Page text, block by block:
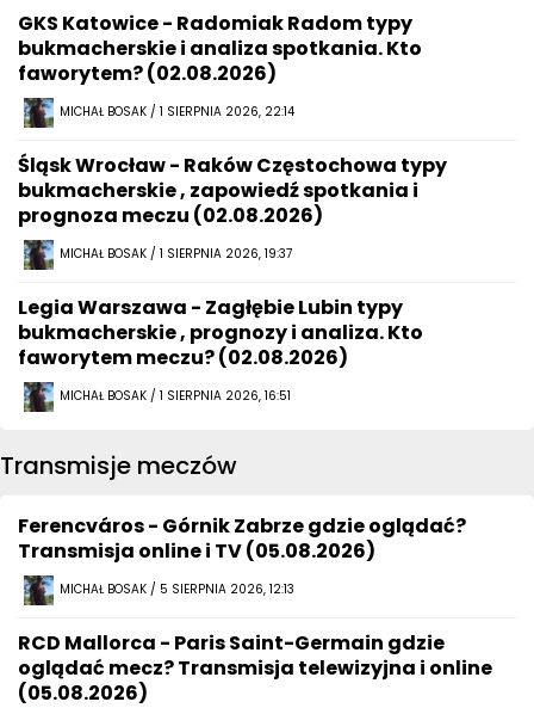
GKS Katowice - Radomiak Radom typy
bukmacherskie i analiza spotkania. Kto
faworytem? (02.08.2026)
MICHAŁ BOSAK / 1 SIERPNIA 2026, 22:14
Śląsk Wrocław - Raków Częstochowa typy
bukmacherskie , zapowiedź spotkania i
prognoza meczu (02.08.2026)
MICHAŁ BOSAK / 1 SIERPNIA 2026, 19:37
Legia Warszawa - Zagłębie Lubin typy
bukmacherskie , prognozy i analiza. Kto
faworytem meczu? (02.08.2026)
MICHAŁ BOSAK / 1 SIERPNIA 2026, 16:51
Transmisje meczów
Ferencváros - Górnik Zabrze gdzie oglądać?
Transmisja online i TV (05.08.2026)
MICHAŁ BOSAK / 5 SIERPNIA 2026, 12:13
RCD Mallorca - Paris Saint-Germain gdzie
oglądać mecz? Transmisja telewizyjna i online
(05.08.2026)